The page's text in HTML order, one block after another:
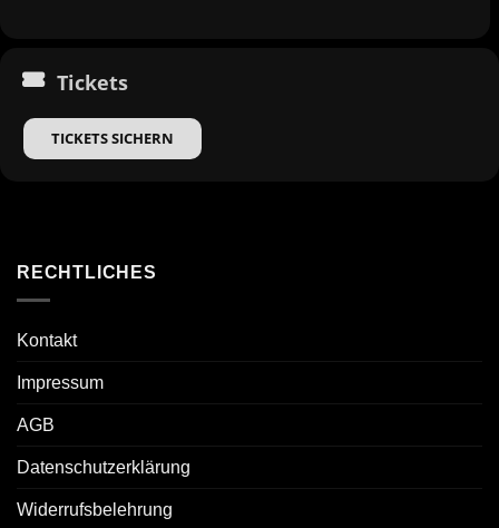
Tickets
TICKETS SICHERN
RECHTLICHES
Kontakt
Impressum
AGB
Datenschutzerklärung
Widerrufsbelehrung